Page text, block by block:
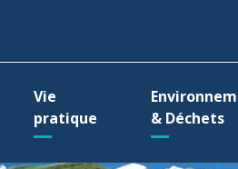
Vie
pratique
& Déchets